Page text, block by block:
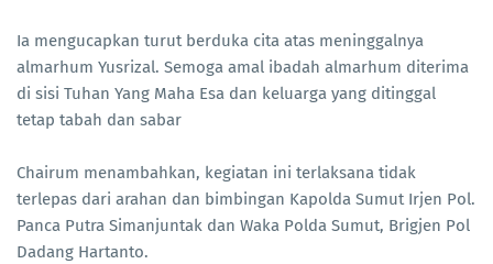
Ia mengucapkan turut berduka cita atas meninggalnya
almarhum Yusrizal. Semoga amal ibadah almarhum diterima
di sisi Tuhan Yang Maha Esa dan keluarga yang ditinggal
tetap tabah dan sabar
Chairum menambahkan, kegiatan ini terlaksana tidak
terlepas dari arahan dan bimbingan Kapolda Sumut Irjen Pol.
Panca Putra Simanjuntak dan Waka Polda Sumut, Brigjen Pol
Dadang Hartanto.